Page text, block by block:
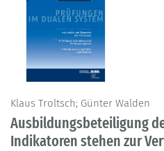
Klaus Troltsch; Günter Walden
Ausbildungsbeteiligung
Indikatoren stehen zur